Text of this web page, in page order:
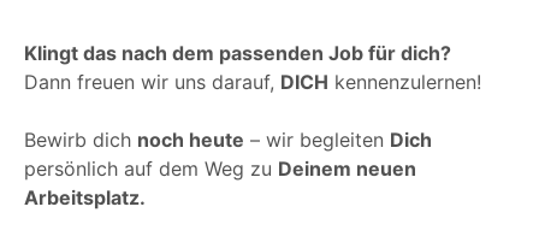
Klingt das nach dem passenden Job für dich?
Dann freuen wir uns darauf, DICH kennenzulernen!
Bewirb dich noch heute – wir begleiten Dich
persönlich auf dem Weg zu Deinem neuen
Arbeitsplatz.